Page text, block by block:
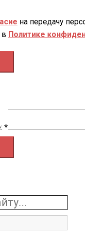
на передачу
в Политике
*